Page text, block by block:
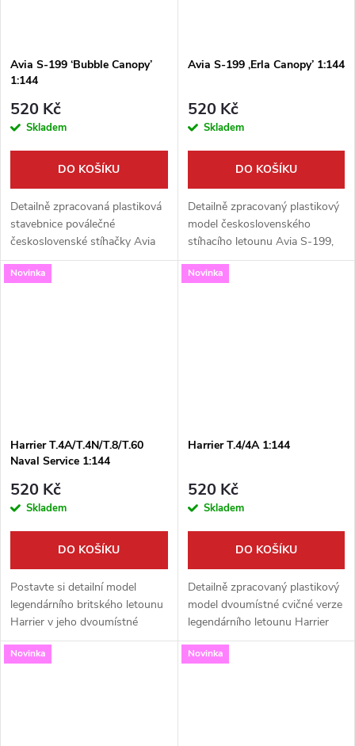
Avia S-199 ‘Bubble Canopy’
1:144
520 Kč
Skladem
DO KOŠÍKU
Detailně zpracovaná plastiková
stavebnice poválečné
československé stíhačky Avia
S-199, přezdívané ´Mezek´, ve
verzi s moderním kapkovitým
Avia S-199 ,Erla Canopy’ 1:144
520 Kč
Skladem
DO KOŠÍKU
Detailně zpracovaný plastikový
model československého
stíhacího letounu Avia S-199,
přezdívaného „Mezek“, ve verzi
s vylepšeným překrytem kabiny
Novinka
Harrier T.4A/T.4N/T.8/T.60
Naval Service 1:144
520 Kč
Skladem
DO KOŠÍKU
Postavte si detailní model
legendárního britského letounu
Harrier v jeho dvoumístné
cvičné verzi. Tato vysoce
kvalitní stavebnice od Mark I
Novinka
Harrier T.4/4A 1:144
520 Kč
Skladem
DO KOŠÍKU
Detailně zpracovaný plastikový
model dvoumístné cvičné verze
legendárního letounu Harrier
T.4/4A. Stavebnice v měřítku
1:144 od výrobce Mark I
Novinka Novinka